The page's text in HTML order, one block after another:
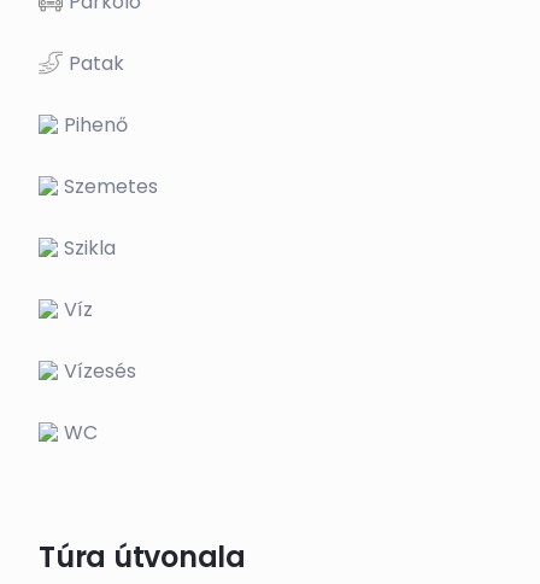
Patak
Pihenő
Szemetes
Szikla
Víz
Vízesés
WC
Túra útvonala